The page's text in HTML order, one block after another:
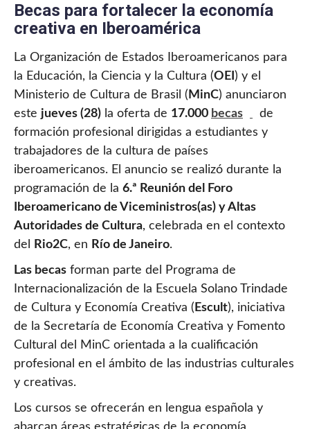
Becas para fortalecer la economía
creativa en Iberoamérica
La Organización de Estados Iberoamericanos para
la Educación, la Ciencia y la Cultura (OEI ) y el
Ministerio de Cultura de Brasil ( MinC) anunciaron
este jueves (28) la oferta de 17.000 becas
de
formación profesional dirigidas a estudiantes y
trabajadores de la cultura de países
iberoamericanos. El anuncio se realizó durante la
programación de la 6.ª Reunión del Foro
Iberoamericano de Viceministros(as) y Altas
Autoridades de Cultura, celebrada en el contexto
del
Rio2C, en Río de Janeiro.
Las becas forman parte del Programa de
Internacionalización de la Escuela Solano Trindade
de Cultura y Economía Creativa ( Escult), iniciativa
de la Secretaría de Economía Creativa y Fomento
Cultural del MinC orientada a la cualificación
profesional en el ámbito de las industrias culturales
y creativas.
Los cursos se ofrecerán en lengua española y